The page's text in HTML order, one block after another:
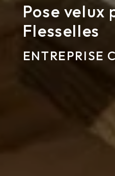
Pose velux
Flesselles
ENTREPRISE